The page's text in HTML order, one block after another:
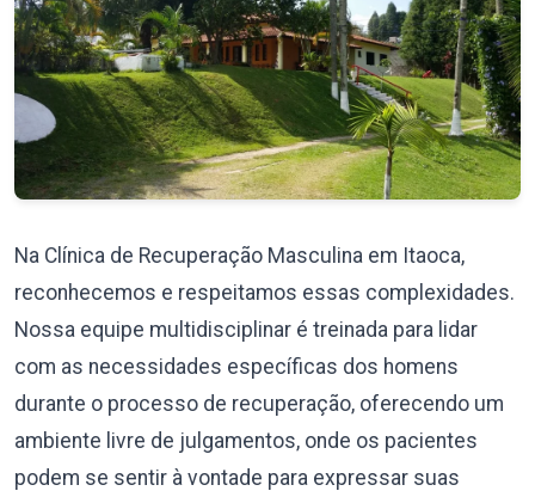
Na Clínica de Recuperação Masculina em Itaoca,
reconhecemos e respeitamos essas complexidades.
Nossa equipe multidisciplinar é treinada para lidar
com as necessidades específicas dos homens
durante o processo de recuperação, oferecendo um
ambiente livre de julgamentos, onde os pacientes
podem se sentir à vontade para expressar suas